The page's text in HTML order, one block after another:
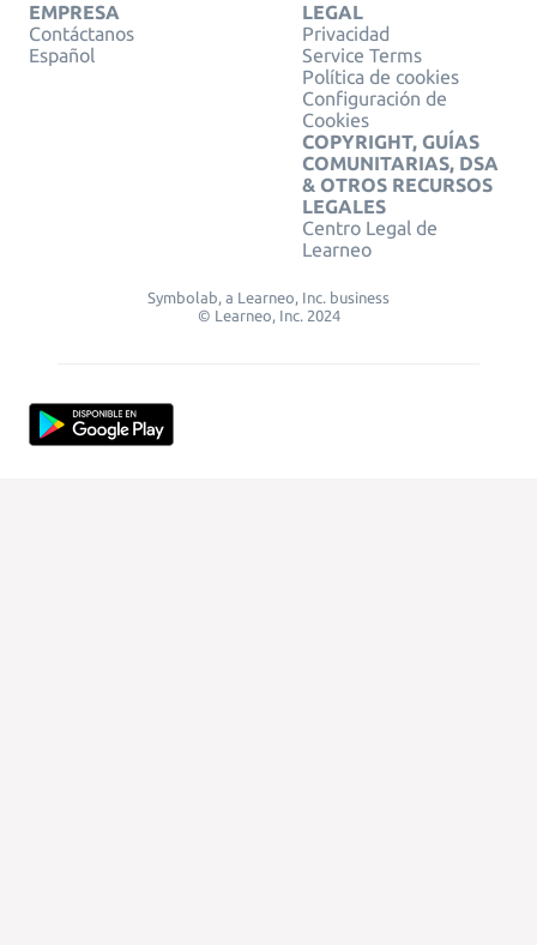
EMPRESA
Contáctanos
Español
LEGAL
Privacidad
Service Terms
Política de cookies
Configuración de
Cookies
COPYRIGHT, GUÍAS
COMUNITARIAS, DSA
& OTROS RECURSOS
LEGALES
Centro Legal de
Learneo
Symbolab, a Learneo, Inc. business
© Learneo, Inc. 2024